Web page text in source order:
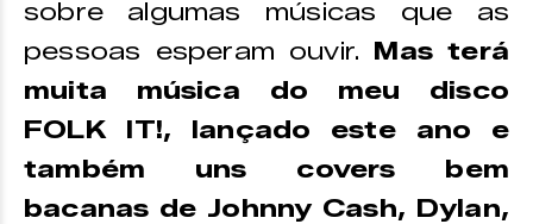
sobre algumas músicas que as
pessoas esperam ouvir. Mas terá
muita música do meu disco
FOLK IT!, lançado este ano e
também uns covers bem
bacanas de Johnny Cash, Dylan,